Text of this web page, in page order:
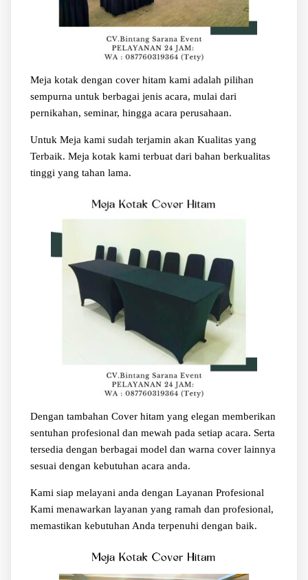
Meja kotak dengan cover hitam kami adalah pilihan
sempurna untuk berbagai jenis acara, mulai dari
pernikahan, seminar, hingga acara perusahaan.
Untuk Meja kami sudah terjamin akan Kualitas yang
Terbaik. Meja kotak kami terbuat dari bahan berkualitas
tinggi yang tahan lama.
Dengan tambahan Cover hitam yang elegan memberikan
sentuhan profesional dan mewah pada setiap acara. Serta
tersedia dengan berbagai model dan warna cover lainnya
sesuai dengan kebutuhan acara anda.
Kami siap melayani anda dengan Layanan Profesional
Kami menawarkan layanan yang ramah dan profesional,
memastikan kebutuhan Anda terpenuhi dengan baik.